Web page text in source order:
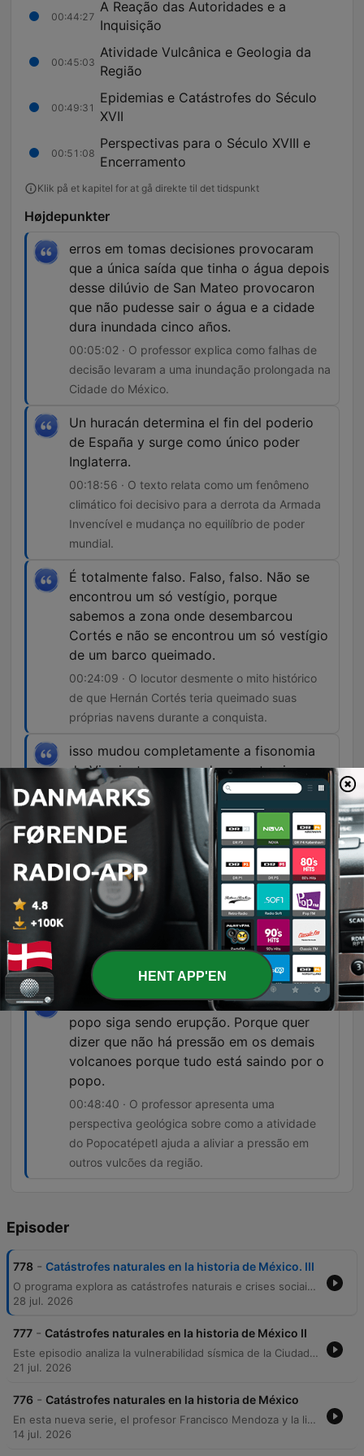
00:44:27
A Reação das Autoridades e a
Inquisição
00:45:03
Atividade Vulcânica e Geologia da
Região
00:49:31
Epidemias e Catástrofes do Século
XVII
00:51:08
Perspectivas para o Século XVIII e
Encerramento
Klik på et kapitel for at gå direkte til det tidspunkt
Højdepunkter
erros em tomas decisiones provocaram
que a única saída que tinha o água depois
desse dilúvio de San Mateo provocaron
que não pudesse sair o água e a cidade
dura inundada cinco años.
00:05:02 · O professor explica como falhas de
decisão levaram a uma inundação prolongada na
Cidade do México.
Un huracán determina el fin del poderio
de España y surge como único poder
Inglaterra.
00:18:56 · O texto relata como um fenômeno
climático foi decisivo para a derrota da Armada
Invencível e mudança no equilíbrio de poder
mundial.
É totalmente falso. Falso, falso. Não se
encontrou um só vestígio, porque
sabemos a zona onde desembarcou
Cortés e não se encontrou um só vestígio
de um barco queimado.
00:24:09 · O locutor desmente o mito histórico
de que Hernán Cortés teria queimado suas
próprias navens durante a conquista.
isso mudou completamente a fisonomia
do Virreinato, porque de repente vieron
que esse povo dócil, esse povo sumiço,
esse povo que sacava a custodia da igreja
e todo mundo se arrodalhava, que tocava
a campanha onde ia passar o sacerdote e
todo mundo se arrodalhava, já não lhes
importou, tinham hambre, tinham hambre.
00:41:31 · O narrador explica como a fome
extrema alterou o comportamento social e a
obediência da população perante as autoridades
coloniais.
o melhor que nos pode passar é que o
popo siga sendo erupção. Porque quer
dizer que não há pressão em os demais
volcanoes porque tudo está saindo por o
popo.
00:48:40 · O professor apresenta uma
perspectiva geológica sobre como a atividade
do Popocatépetl ajuda a aliviar a pressão em
outros vulcões da região.
Episoder
778 - Catástrofes naturales en la historia de México. III
O programa explora as catástrofes naturais e crises sociais no México durante o século XVII, detalhando eventos como o dilúvio de San Mateo, a atividade vulcânica do Popocatépetl e os impactos climáticos na Armada Invencível espanhola. O episódio também aborda as consequências da consanguinidade na dinastia Habsburgo e as tensões geopolíticas do período virreinal. A narrativa conecta fenômenos naturais à história política, discutindo como naufrágios preservaram tesouros arqueológicos e como a fome e o aumento de impostos desencadearam revoltas populares, como o motim de 1692. O debate encerra-se refletindo sobre as epidemias e a severidade dos eventos naturais que moldaram a região.
28 jul. 2026
777 - Catástrofes naturales en la historia de México II
Este episodio analiza la vulnerabilidad sísmica de la Ciudad de México y su compleja historia de desastres naturales. Se explora cómo la construcción sobre un lecho lacustre y la alteración de los sistemas de ingeniería prehispánicos tras la conquista derivaron en crisis sanitarias, inundaciones catastróficas como el Diluvio de San Mateo y epidemias devastadoras que diezmaron la población. Además, se contrastan las cosmovisiones sobre elementos como el color negro y se examinan los presagios descritos en los códices. El recorrido culmina con el impacto de los terremotos históricos en la estabilidad del suelo y la leyenda de un misterioso hallazgo en las catacumbas de la Catedral.
21 jul. 2026
776 - Catástrofes naturales en la historia de México
En esta nueva serie, el profesor Francisco Mendoza y la licenciada Doris exploran cómo las catástrofes naturales han moldeado la historia de México. A través de un análisis científico e histórico, se examina el impacto de fenómenos como la erupción del volcán Xitle, el deslave del Peñón Viejo y los sismos en el asentamiento de civilizaciones y la arquitectura mesoamericana. El episodio también aborda las adaptaciones humanas ante desastres naturales, desde obras hidráulicas de Nezahualcóyotl hasta la resistencia sísmica en Oaxaca. Finalmente, se reflexiona sobre las crisis demográficas provocadas por sequías y epidemias tras la conquista, concluyendo con una dinámica de preguntas y respuestas para la audiencia.
14 jul. 2026
HENT APP'EN